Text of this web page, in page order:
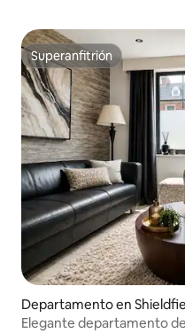
Superanfitrión
Superanfitrión
Departamento en
Elegante departamento